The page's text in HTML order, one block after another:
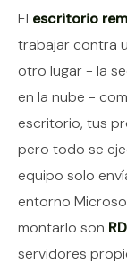
El escritorio
trabajar contra
otro lugar - la
en la nube -
escritorio, tus
pero todo se
equipo solo
entorno
montarlo son
servidores